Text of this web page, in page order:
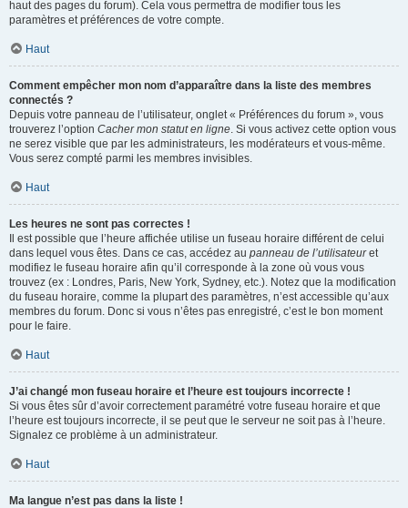
haut des pages du forum). Cela vous permettra de modifier tous les
paramètres et préférences de votre compte.
Haut
Comment empêcher mon nom d’apparaître dans la liste des membres
connectés ?
Depuis votre panneau de l’utilisateur, onglet « Préférences du forum », vous
trouverez l’option Cacher mon statut en ligne. Si vous activez cette option vous
ne serez visible que par les administrateurs, les modérateurs et vous-même.
Vous serez compté parmi les membres invisibles.
Haut
Les heures ne sont pas correctes !
Il est possible que l’heure affichée utilise un fuseau horaire différent de celui
dans lequel vous êtes. Dans ce cas, accédez au panneau de l’utilisateuret
modifiez le fuseau horaire afin qu’il corresponde à la zone où vous vous
trouvez (ex : Londres, Paris, New York, Sydney, etc.). Notez que la modification
du fuseau horaire, comme la plupart des paramètres, n’est accessible qu’aux
membres du forum. Donc si vous n’êtes pas enregistré, c’est le bon moment
pour le faire.
Haut
J’ai changé mon fuseau horaire et l’heure est toujours incorrecte !
Si vous êtes sûr d’avoir correctement paramétré votre fuseau horaire et que
l’heure est toujours incorrecte, il se peut que le serveur ne soit pas à l’heure.
Signalez ce problème à un administrateur.
Haut
Ma langue n’est pas dans la liste !